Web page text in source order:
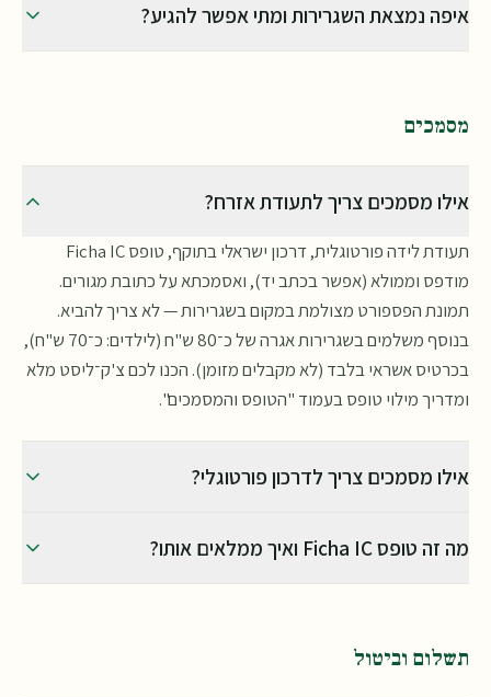
קורה לפני שתפסנו לכם תור — אין שום תשלום.
איפה נמצאת השגרירות ומתי אפשר להגיע?
ל־13:00, אך המועדים מתעדכנים מעת לעת — נעדכן אתכם בפרטיםמסמכים
אילו מסמכים צריך לתעודת אזרח?
תעודת לידה פורטוגלית, דרכון ישראלי בתוקף, טופס Ficha IC
מודפס וממולא (אפשר בכתב יד), ואסמכתא על כתובת מגורים.
תמונת הפספורט מצולמת במקום בשגרירות — לא צריך להביא.
בנוסף משלמים בשגרירות אגרה של כ־80 ש"ח (לילדים: כ־70 ש"ח),
בכרטיס אשראי בלבד (לא מקבלים מזומן). הכנו לכם צ'ק־ליסט מלא
ומדריך מילוי טופס בעמוד "הטופס והמסמכים".
אילו מסמכים צריך לדרכון פורטוגלי?
בכרטיס אשראי בלבד (לא מקבלים מזומן). אם מדובר בחידוש דרכון
שהחדש מוכן (כ־3 שבועות עד חודש) ומחזירה אותו יחד עם החדש.
מה זה טופס Ficha IC ואיך ממלאים אותו?
למלא אותו בכתב יד. בעמוד "הטופס והמסמכים" יש מדריך שעובר
תשלום וביטול